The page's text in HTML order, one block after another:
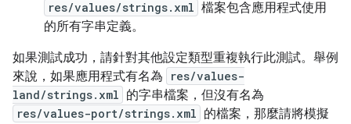
res/values/strings.xml 檔案包含應用程式使用
的所有字串定義。
如果測試成功，請針對其他設定類型重複執行此測試。舉例
來說，如果應用程式有名為
res/values-
land/strings.xml 的字串檔案，但沒有名為
res/values-port/strings.xml 的檔案，那麼請將模擬